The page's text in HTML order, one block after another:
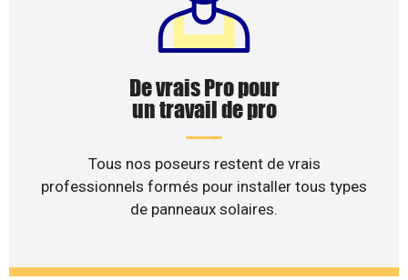
De vrais Pro pour
un travail de pro
Tous nos poseurs restent de vrais
professionnels formés pour installer tous types
de panneaux solaires.